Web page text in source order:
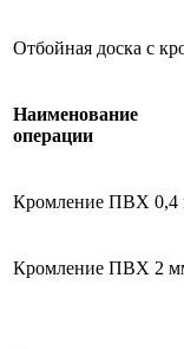
Отбойная доска с
Наименование
операции
Кромление ПВХ 0,4
Кромление ПВХ 2